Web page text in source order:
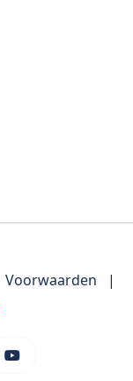
Voorwaarden
|